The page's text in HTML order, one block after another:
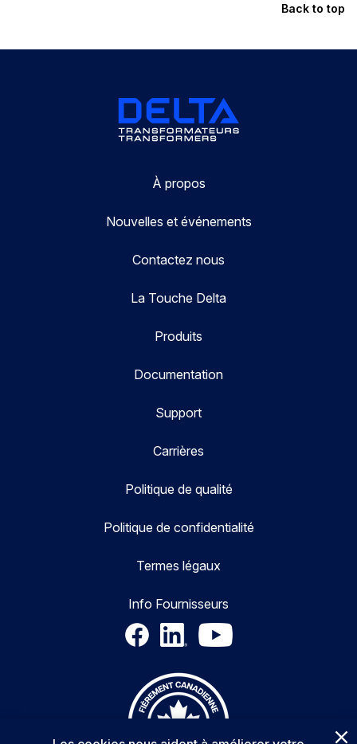
Back to top
À propos
Nouvelles et événements
Contactez nous
La Touche Delta
Produits
Documentation
Support
Carrières
Politique de qualité
Politique de confidentialité
Termes légaux
Info Fournisseurs